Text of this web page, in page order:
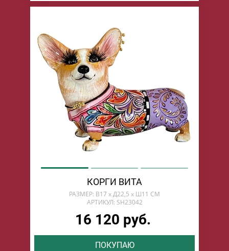
КОРГИ ВИТА
РАЗМЕР: В17 х Д22,5 х Ш11 СМ
АРТИКУЛ: SH23042
16 120 руб.
ПОКУПАЮ